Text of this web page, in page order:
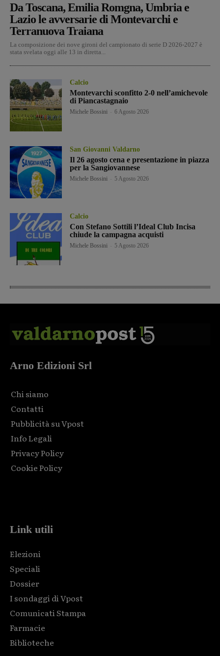
Da Toscana, Emilia Romgna, Umbria e
Lazio le avversarie di Montevarchi e
Terranuova Traiana
La composizione dei nove gironi del campionato di serie D 2026-2027 è
stata svelata oggi alle 13 in diretta...
Calcio
Montevarchi sconfitto 2-0 nell’amichevole
di Piancastagnaio
Michele Bossini 6 Agosto 2026
San Giovanni Valdarno
Il 26 agosto cena e presentazione in piazza
per la Sangiovannese
Michele Bossini 5 Agosto 2026
Calcio
Con Stefano Sottili l’Ideal Club Incisa
chiude la campagna acquisti
Michele Bossini 5 Agosto 2026
Arno Edizioni Srl
Chi siamo
Contatti
Pubblicità su Vpost
Info Legali
Privacy Policy
Cookie Policy
Link utili
Elezioni
Speciali
Dossier
I sondaggi di Vpost
Comunicati Stampa
Farmacie
Biblioteche